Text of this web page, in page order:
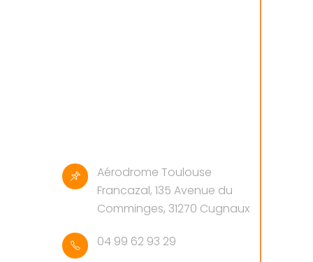
Aérodrome Toulouse
Francazal, 135 Avenue du
Comminges, 31270 Cugnaux
04 99 62 93 29